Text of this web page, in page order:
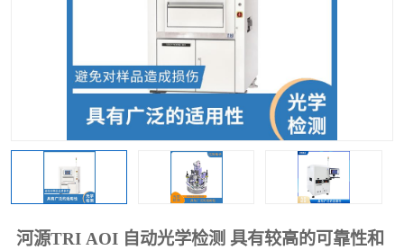
河源TRI AOI 自动光学检测 具有较高的可靠性和